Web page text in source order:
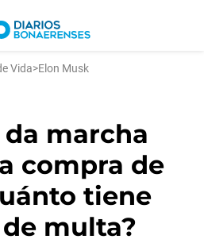
Vida>Elon Musk
marcha
compra de
tiene
multa?